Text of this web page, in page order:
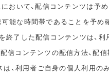
おいて、配信コンテンツは予
能な時間帯であることを予め
終了した配信コンテンツは、
信コンテンツの配信方法、配
、利用者ご自身の個人利用の